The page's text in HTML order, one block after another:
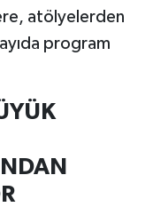
atölyelerden
program